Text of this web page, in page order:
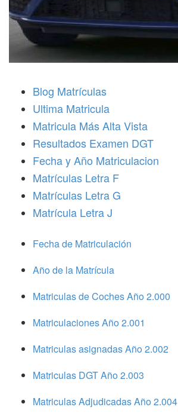
Blog Matrículas
Ultima Matricula
Matricula Más Alta Vista
Resultados Examen DGT
Fecha y Año Matriculacion
Matrículas Letra F
Matrículas Letra G
Matrícula Letra J
Fecha de Matriculación
Año de la Matrícula
Matriculas de Coches Año 2.000
Matriculaciones Año 2.001
Matriculas asignadas Año 2.002
Matriculas DGT Año 2.003
Matriculas Adjudicadas Año 2.004